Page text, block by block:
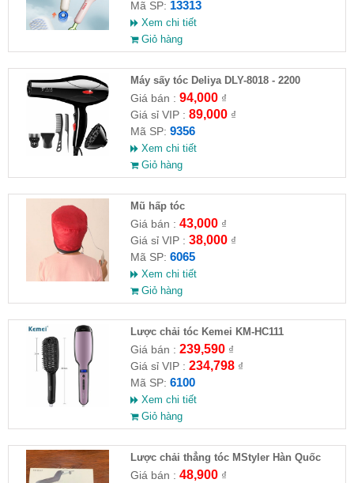
Mã SP: 13313
Xem chi tiết
Giỏ hàng
Máy sấy tóc Deliya DLY-8018 - 2200
Giá bán : 94,000₫
Giá sỉ VIP : 89,000₫
Mã SP: 9356
Xem chi tiết
Giỏ hàng
Mũ hấp tóc
Giá bán : 43,000₫
Giá sỉ VIP : 38,000₫
Mã SP: 6065
Xem chi tiết
Giỏ hàng
Lược chải tóc Kemei KM-HC111
Giá bán : 239,590₫
Giá sỉ VIP : 234,798₫
Mã SP: 6100
Xem chi tiết
Giỏ hàng
Lược chải thẳng tóc MStyler Hàn Quốc
Giá bán : 48,900₫